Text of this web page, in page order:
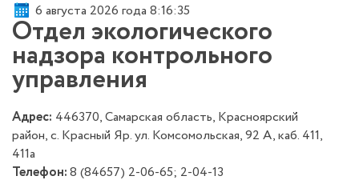
6 августа 2026 года 8:16:35
Отдел экологического
надзора контрольного
управления
Адрес: 446370, Самарская область, Красноярский
район, с. Красный Яр. ул. Комсомольская, 92 А, каб. 411,
411а
Телефон:8 (84657) 2-06-65; 2-04-13